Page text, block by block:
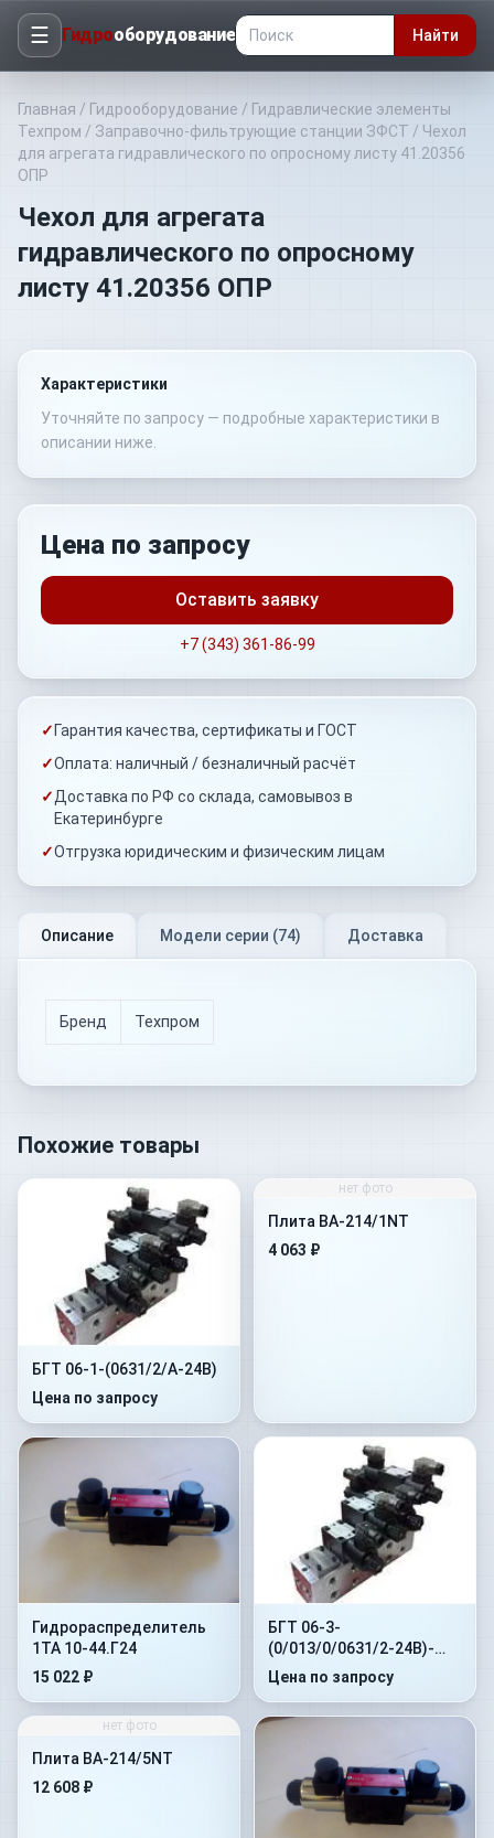
☰ Гидрооборудование Найти
Главная / Гидрооборудование / Гидравлические элементы
Техпром / Заправочно-фильтрующие станции ЗФСТ / Чехол
для агрегата гидравлического по опросному листу 41.20356
ОПР
Чехол для агрегата
гидравлического по опросному
листу 41.20356 ОПР
Характеристики
Уточняйте по запросу — подробные характеристики в
описании ниже.
Цена по запросу
Оставить заявку
+7 (343) 361-86-99
✓ Гарантия качества, сертификаты и ГОСТ
✓Оплата: наличный / безналичный расчёт
✓Доставка по РФ со склада, самовывоз в
Екатеринбурге
✓Отгрузка юридическим и физическим лицам
Описание Модели серии (74) Доставка
Бренд Техпром
Похожие товары
БГТ 06-1-(0631/2/А-24В)
Цена по запросу
нет фото
Плита BA-214/1NT
4 063 ₽
Гидрораспределитель
1ТА 10-44.Г24
15 022 ₽
БГТ 06-3-
(0/013/0/0631/2-24В)-
(0/013/0/0631/2-24В)-
(0/0/0/0631/2-24В)
Цена по запросу
нет фото
Плита BA-214/5NT
12 608 ₽